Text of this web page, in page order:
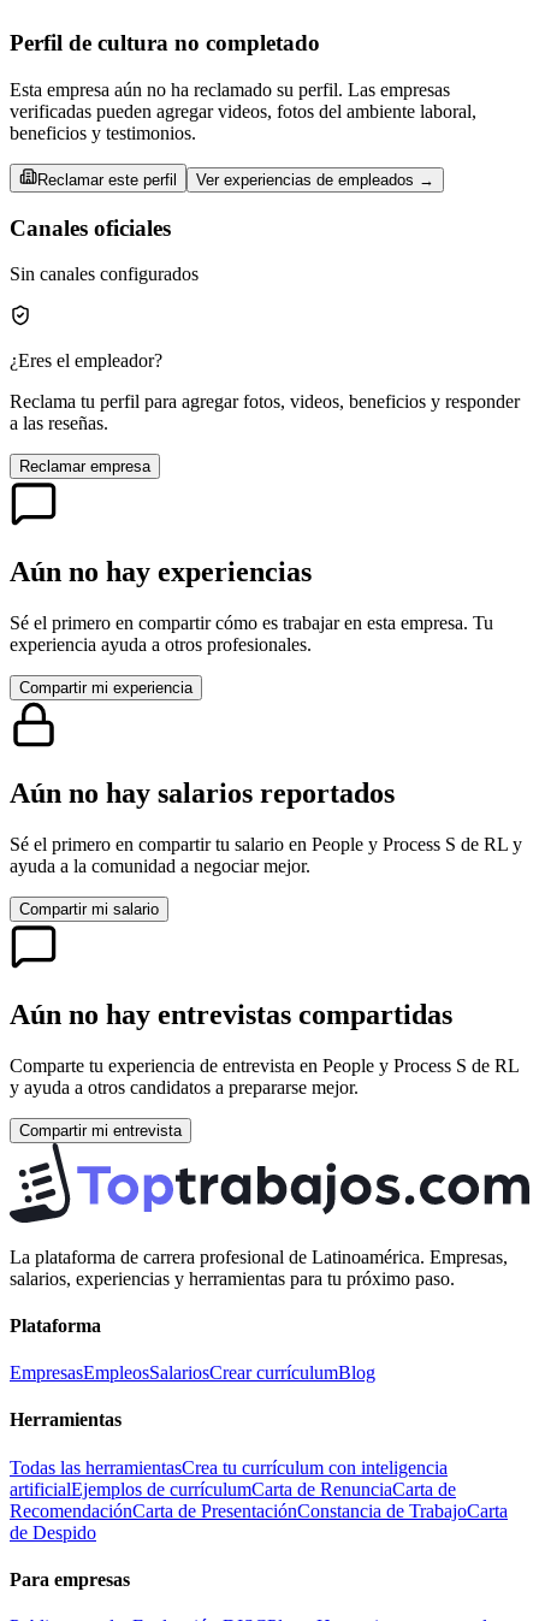
Perfil de cultura no completado
Esta empresa aún no ha reclamado su perfil. Las empresas
verificadas pueden agregar videos, fotos del ambiente laboral,
beneficios y testimonios.
Reclamar este perfil Ver experiencias de empleados →
Canales oficiales
Sin canales configurados
¿Eres el empleador?
Reclama tu perfil para agregar fotos, videos, beneficios y responder
a las reseñas.
Reclamar empresa
Aún no hay experiencias
Sé el primero en compartir cómo es trabajar en esta empresa. Tu
experiencia ayuda a otros profesionales.
Compartir mi experiencia
Aún no hay salarios reportados
Sé el primero en compartir tu salario en People y Process S de RL y
ayuda a la comunidad a negociar mejor.
Compartir mi salario
Aún no hay entrevistas compartidas
Comparte tu experiencia de entrevista en People y Process S de RL
y ayuda a otros candidatos a prepararse mejor.
Compartir mi entrevista
La plataforma de carrera profesional de Latinoamérica. Empresas,
salarios, experiencias y herramientas para tu próximo paso.
Plataforma
EmpresasEmpleosSalariosCrear currículumBlog
Herramientas
Todas las herramientasCrea tu currículum con inteligencia
artificialEjemplos de currículumCarta de RenunciaCarta de
RecomendaciónCarta de PresentaciónConstancia de TrabajoCarta
de Despido
Para empresas